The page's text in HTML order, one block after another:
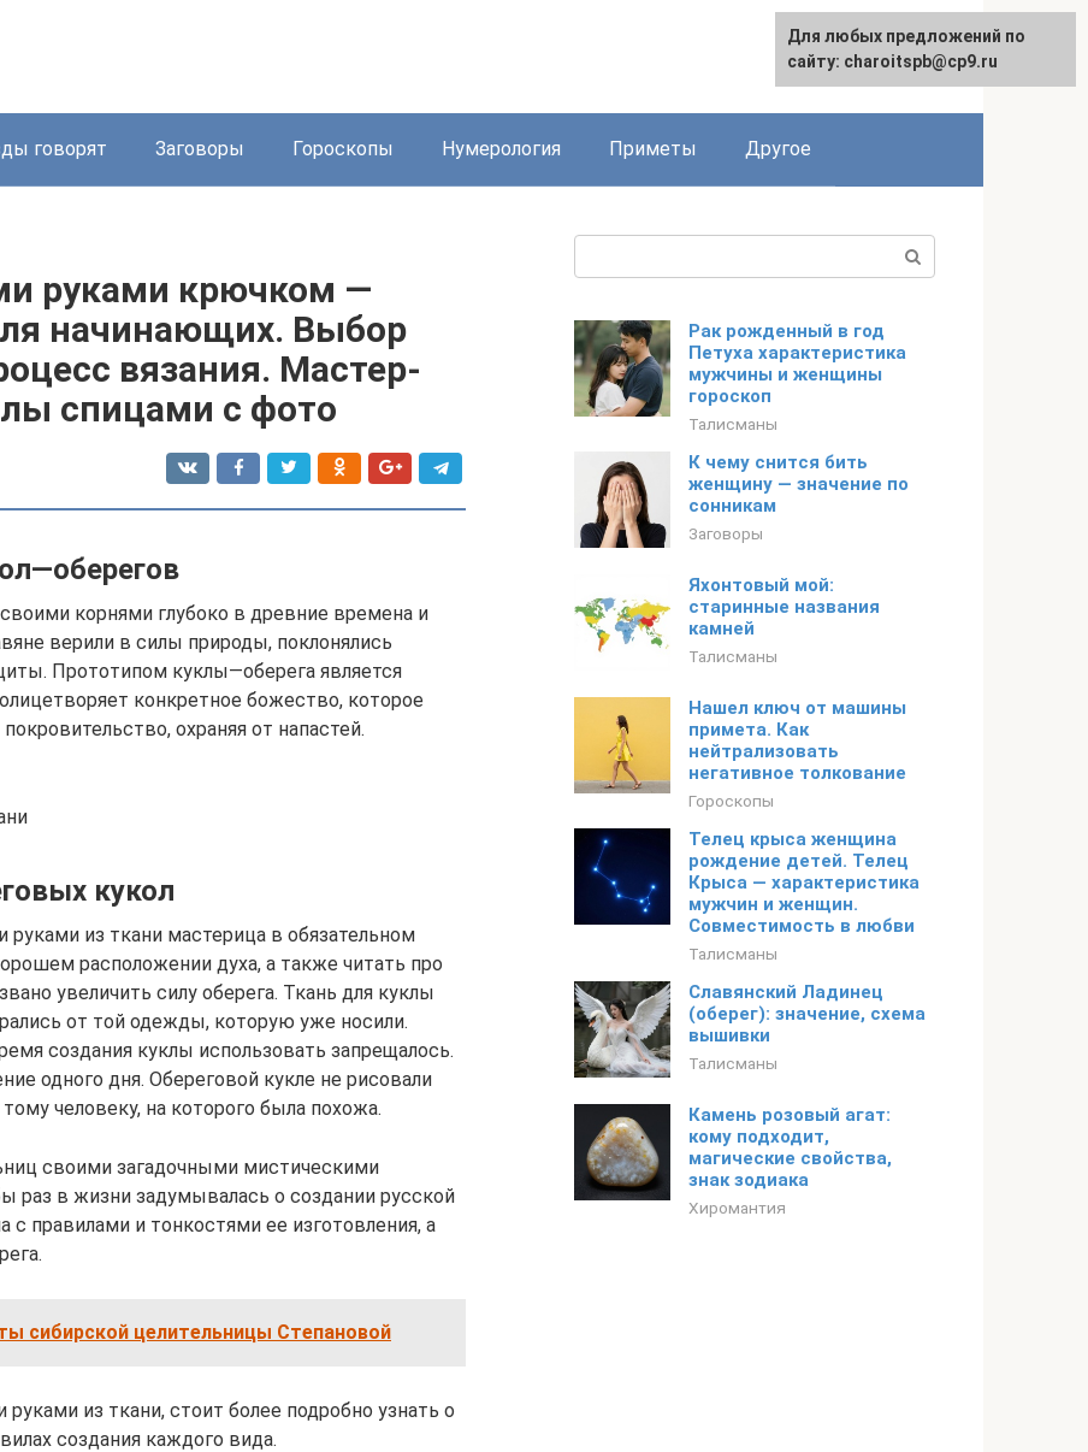
говорят Заговоры Гороскопы Нумерология Приметы Другое
руками крючком —
начинающих. Выбор
вязания. Мастер-
спицами с фото
корнями глубоко в древние времена и
верили в силы природы, поклонялись
Прототипом куклы—оберега является
конкретное божество, которое
охраняя от напастей.
кукол
из ткани мастерица в обязательном
расположении духа, а также читать про
увеличить силу оберега. Ткань для куклы
от той одежды, которую уже носили.
создания куклы использовать запрещалось.
одного дня. Обереговой кукле не рисовали
человеку, на которого была похожа.
своими загадочными мистическими
раз в жизни задумывалась о создании русской
правилами и тонкостями ее изготовления, а
сибирской целительницы Степановой
из ткани, стоит более подробно узнать о
создания каждого вида.
Рак рожденный в год
Петуха характеристика
мужчины и женщины
гороскоп
Талисманы
К чему снится бить
женщину — значение по
сонникам
Заговоры
Яхонтовый мой:
старинные названия
камней
Талисманы
Нашел ключ от машины
примета. Как
нейтрализовать
негативное толкование
Гороскопы
Телец крыса женщина
рождение детей. Телец
Крыса — характеристика
мужчин и женщин.
Совместимость в любви
Талисманы
Славянский Ладинец
(оберег): значение, схема
вышивки
Талисманы
Камень розовый агат:
кому подходит,
магические свойства,
знак зодиака
Хиромантия
Для любых предложений по
сайту: charoitspb@cp9.ru